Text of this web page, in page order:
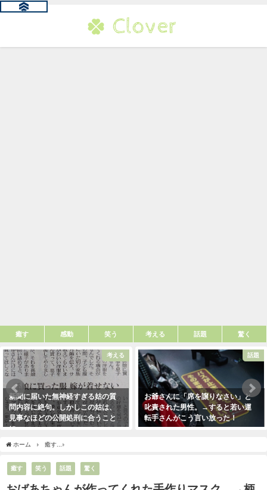
癒す 感動 笑う 考える 話題 驚く
考える
新聞に届いた無神経すぎる姑の質
問内容に絶句。しかしこの姑は、
見事なほどの公開処刑に合うこと
に・・・
2021年3月13日
話題
お爺さんに「席を譲りなさい」と
叱責された男性。→すると若い運
転手さんがこう言い放った！
ホーム 癒す
癒す 笑う 話題 驚く